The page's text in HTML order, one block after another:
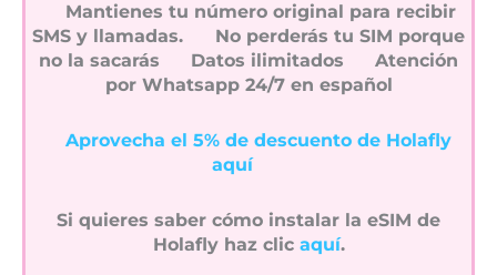
Mantienes tu número original para recibir
SMS y llamadas.
No perderás tu SIM porque
no la sacarás
Datos ilimitados
Atención
por Whatsapp 24/7 en español
Aprovecha el 5% de descuento de Holafly
aquí
Si quieres saber cómo instalar la eSIM de
Holafly haz clic aquí.